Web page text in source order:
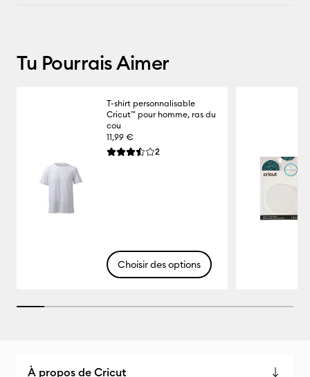
Tu Pourrais Aimer
T-shirt personnalisable
Cricut™ pour homme, ras du
cou
11,99 €
La note moyenne de ce produit est 3.5 sur 5.
2Reviews
Choisir des options
10% completed
À propos de Cricut